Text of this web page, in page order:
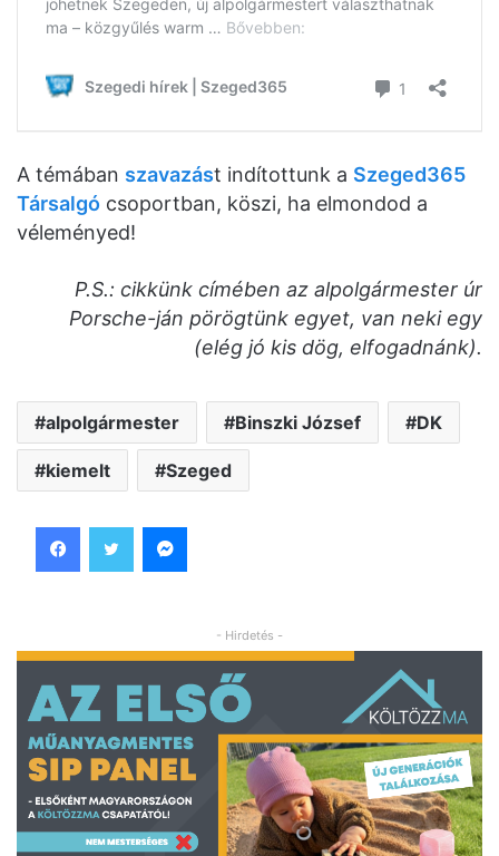
A témában szavazást indítottunk a Szeged365
Társalgó csoportban, köszi, ha elmondod a
véleményed!
P.S.: cikkünk címében az alpolgármester úr
Porsche-ján pörögtünk egyet, van neki egy
(elég jó kis dög, elfogadnánk).
alpolgármester Binszki József DK
kiemelt Szeged
- Hirdetés -